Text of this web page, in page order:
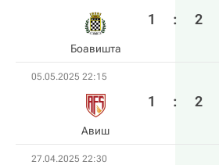
Боавишта
1 : 2
05.05.2025 22:15
Авиш
1 : 2
27.04.2025 22:30